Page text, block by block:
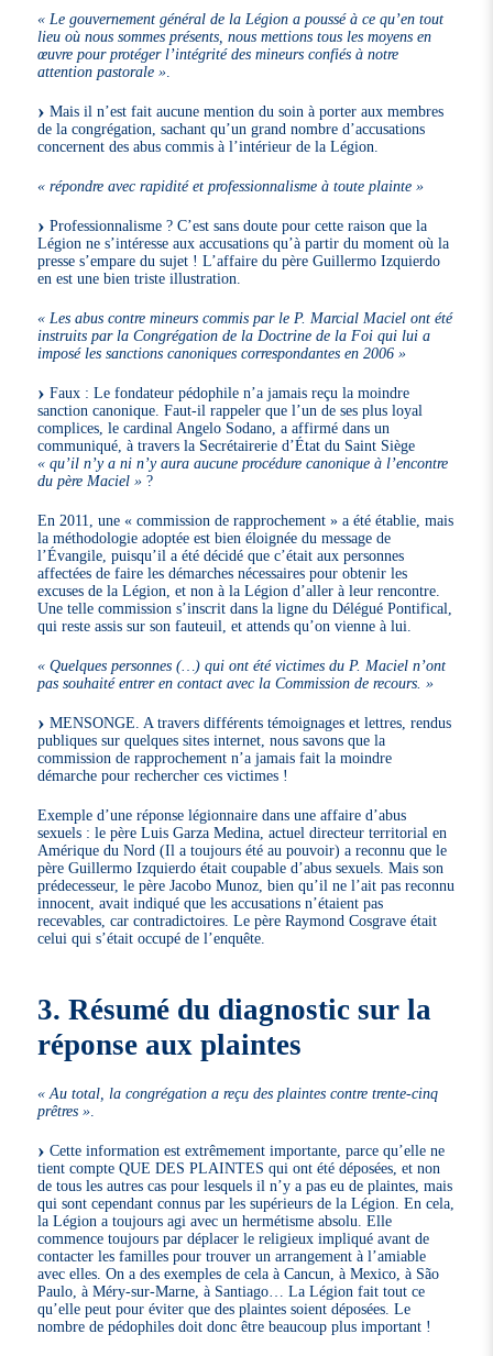
« Le gouvernement général de la Légion a poussé à ce qu’en tout
lieu où nous sommes présents, nous mettions tous les moyens en
œuvre pour protéger l’intégrité des mineurs confiés à notre
attention pastorale ».
Mais il n’est fait aucune mention du soin à porter aux membres
de la congrégation, sachant qu’un grand nombre d’accusations
concernent des abus commis à l’intérieur de la Légion.
« répondre avec rapidité et professionnalisme à toute plainte »
Professionnalisme ? C’est sans doute pour cette raison que la
Légion ne s’intéresse aux accusations qu’à partir du moment où la
presse s’empare du sujet ! L’affaire du père Guillermo Izquierdo
en est une bien triste illustration.
« Les abus contre mineurs commis par le P. Marcial Maciel ont été
instruits par la Congrégation de la Doctrine de la Foi qui lui a
imposé les sanctions canoniques correspondantes en 2006 »
Faux : Le fondateur pédophile n’a jamais reçu la moindre
sanction canonique. Faut-il rappeler que l’un de ses plus loyal
complices, le cardinal Angelo Sodano, a affirmé dans un
communiqué, à travers la Secrétairerie d’État du Saint Siège
« qu’il n’y a ni n’y aura aucune procédure canonique à l’encontre
du père Maciel » ?
En 2011, une « commission de rapprochement » a été établie, mais
la méthodologie adoptée est bien éloignée du message de
l’Évangile, puisqu’il a été décidé que c’était aux personnes
affectées de faire les démarches nécessaires pour obtenir les
excuses de la Légion, et non à la Légion d’aller à leur rencontre.
Une telle commission s’inscrit dans la ligne du Délégué Pontifical,
qui reste assis sur son fauteuil, et attends qu’on vienne à lui.
« Quelques personnes (…) qui ont été victimes du P. Maciel n’ont
pas souhaité entrer en contact avec la Commission de recours. »
MENSONGE. A travers différents témoignages et lettres, rendus
publiques sur quelques sites internet, nous savons que la
commission de rapprochement n’a jamais fait la moindre
démarche pour rechercher ces victimes !
Exemple d’une réponse légionnaire dans une affaire d’abus
sexuels : le père Luis Garza Medina, actuel directeur territorial en
Amérique du Nord (Il a toujours été au pouvoir) a reconnu que le
père Guillermo Izquierdo était coupable d’abus sexuels. Mais son
prédecesseur, le père Jacobo Munoz, bien qu’il ne l’ait pas reconnu
innocent, avait indiqué que les accusations n’étaient pas
recevables, car contradictoires. Le père Raymond Cosgrave était
celui qui s’était occupé de l’enquête.
3. Résumé du diagnostic sur la
réponse aux plaintes
« Au total, la congrégation a reçu des plaintes contre trente-cinq
prêtres »
Cette information est extrêmement importante, parce qu’elle ne
tient compte QUE DES PLAINTES qui ont été déposées, et non
de tous les autres cas pour lesquels il n’y a pas eu de plaintes, mais
qui sont cependant connus par les supérieurs de la Légion. En cela,
la Légion a toujours agi avec un hermétisme absolu. Elle
commence toujours par déplacer le religieux impliqué avant de
contacter les familles pour trouver un arrangement à l’amiable
avec elles. On a des exemples de cela à Cancun, à Mexico, à São
Paulo, à Méry-sur-Marne, à Santiago… La Légion fait tout ce
qu’elle peut pour éviter que des plaintes soient déposées. Le
nombre de pédophiles doit donc être beaucoup plus important !